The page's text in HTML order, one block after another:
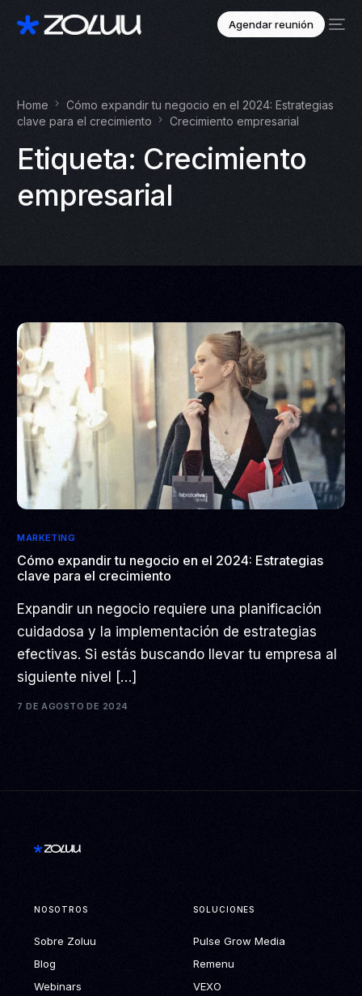
Agendar reunión
Home
Cómo expandir tu negocio en el 2024: Estrategias
clave para el crecimiento
Crecimiento empresarial
Etiqueta: Crecimiento
empresarial
MARKETING
Cómo expandir tu negocio en el 2024: Estrategias
clave para el crecimiento
Expandir un negocio requiere una planificación
cuidadosa y la implementación de estrategias
efectivas. Si estás buscando llevar tu empresa al
siguiente nivel […]
7 DE AGOSTO DE 2024
NOSOTROS
Sobre Zoluu
Blog
Webinars
SOLUCIONES
Pulse Grow Media
Remenu
VEXO